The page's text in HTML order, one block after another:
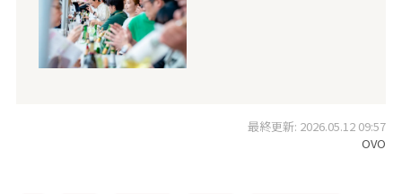
最終更新: 2026.05.12 09:57
OVO